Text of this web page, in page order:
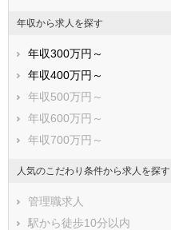
年収から求人を探す
年収300万円～
年収400万円～
年収500万円～
年収600万円～
年収700万円～
人気のこだわり条件から求人を探す
管理職求人
駅から徒歩10分以内